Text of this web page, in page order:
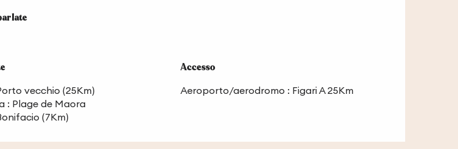
vecchio (25Km)
: Plage de Maora
(7Km)
Accesso
Accesso
Aeroporto/aerodromo : Figari A 25Km